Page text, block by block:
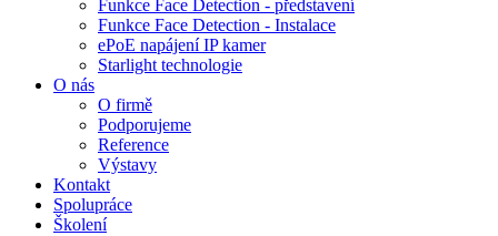
Funkce Face Detection - představení
Funkce Face Detection - Instalace
ePoE napájení IP kamer
Starlight technologie
O nás
O firmě
Podporujeme
Reference
Výstavy
Kontakt
Spolupráce
Školení